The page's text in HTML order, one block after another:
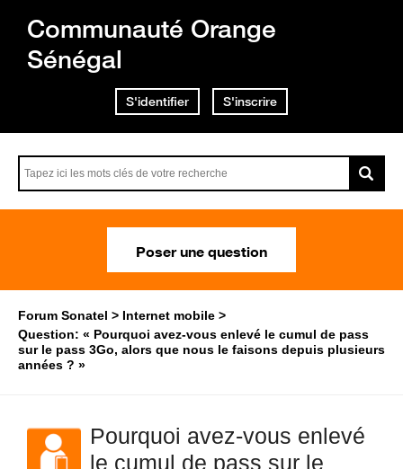
Communauté Orange
Sénégal
S'identifier S'inscrire
Poser une question
Forum Sonatel
Internet mobile
Question: « Pourquoi avez-vous enlevé le cumul de pass
sur le pass 3Go, alors que nous le faisons depuis plusieurs
années ? »
Pourquoi avez-vous enlevé
le cumul de pass sur le